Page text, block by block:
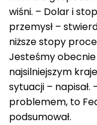
wiśni. – Dolar i
przemysł –
niższe stopy
Jesteśmy
najsilniejszym
sytuacji – napisał.
problemem, to
podsumował.